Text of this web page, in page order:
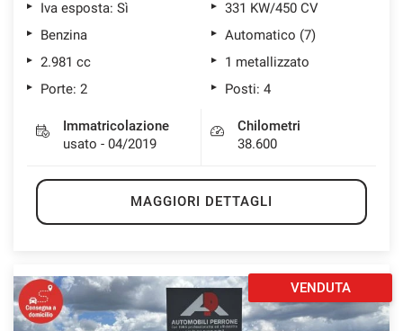
Iva esposta: Sì
331 KW/450 CV
Benzina
Automatico (7)
2.981 cc
1 metallizzato
Porte: 2
Posti: 4
Immatricolazione
usato - 04/2019
Chilometri
38.600
MAGGIORI DETTAGLI
VENDUTA